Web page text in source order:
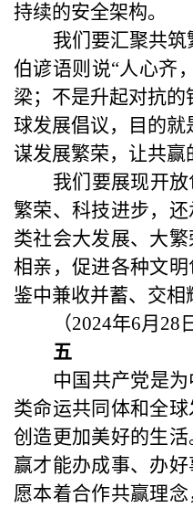
持续的安全架构。
我们要汇聚共
伯谚语则说“人心齐
梁；不是升起对抗
球发展倡议，目的就
谋发展繁荣，让共赢
我们要展现开
繁荣、科技进步，
类社会大发展、大
相亲，促进各种文
鉴中兼收并蓄、交相
（2024年6月28
五
中国共产党是
类命运共同体和全
创造更加美好的生
赢才能办成事、办
愿本着合作共赢理